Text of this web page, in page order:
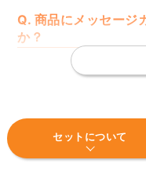
Q. 商品にメッセージ
か？
はい、可能です。
内祝いセットには無料
ザインや文章を選択い
Q. 送料はいくらかか
セットについて